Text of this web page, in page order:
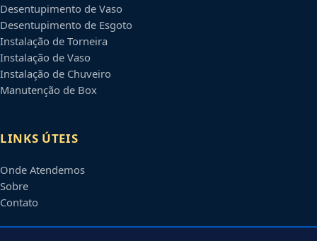
Desentupimento de Vaso
Desentupimento de Esgoto
Instalação de Torneira
Instalação de Vaso
Instalação de Chuveiro
Manutenção de Box
LINKS ÚTEIS
Onde Atendemos
Sobre
Contato